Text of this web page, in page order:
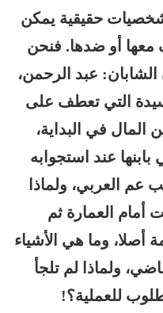
حقيقية يمكن
معها أو ضدها. فنحن
الشابان: عبد الرحمن،
التي تعطف على
المال في البداية،
عند استجوابه
العربي، ولماذا
العمارة ثم
وما هي الأشياء
ولماذا لم تلجأ
للعملية؟!